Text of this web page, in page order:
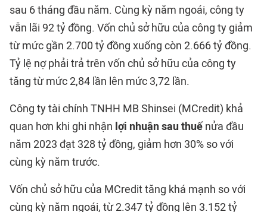
sau 6 tháng đầu năm. Cùng kỳ năm ngoái, công ty
vẫn lãi 92 tỷ đồng. Vốn chủ sở hữu của công ty giảm
từ mức gần 2.700 tỷ đồng xuống còn 2.666 tỷ đồng.
Tỷ lệ nợ phải trả trên vốn chủ sở hữu của công ty
tăng từ mức 2,84 lần lên mức 3,72 lần.
Công ty tài chính TNHH MB Shinsei (MCredit) khả
quan hơn khi ghi nhận lợi nhuận sau thuế nửa đầu
năm 2023 đạt 328 tỷ đồng, giảm hơn 30% so với
cùng kỳ năm trước.
Vốn chủ sở hữu của MCredit tăng khá mạnh so với
cùng kỳ năm ngoái, từ 2.347 tỷ đồng lên 3.152 tỷ